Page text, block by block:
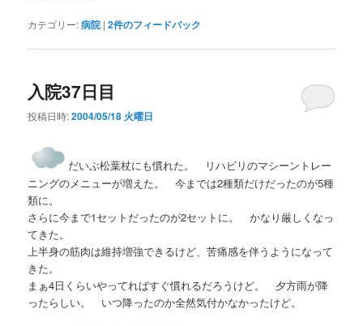
カテゴリー:病院 |2件のフィードバック
入院37日目
投稿日時:2004/05/18 火曜日
だいぶ松葉杖にも慣れた。 リハビリのマシーントレー
ニングのメニューが増えた。 今までは2種類だけだったのが5種
類に。
さらに今まで1セットだったのが2セットに。 かなり厳しくなっ
てきた。
上半身の筋肉は維持増強できるけど、苦痛感を伴うようになって
きた。
まぁ4日くらいやってればすぐ慣れるだろうけど。 夕方雨が降
ったらしい。 いつ降ったのか全然気付かなかったけど。